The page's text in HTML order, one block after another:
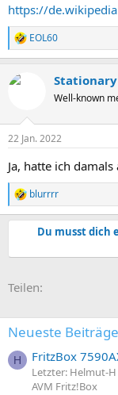
https://
R
e
k
e
:
EOL60
Stationary
Well-known
22 Jan. 2022
Ja, hatte ich
R
e
a
n
:
blurrrr
Du musst dich
Teilen:
Neueste Beiträge
H FritzBox
Letzter: Helmut-H
AVM Fritz!Box